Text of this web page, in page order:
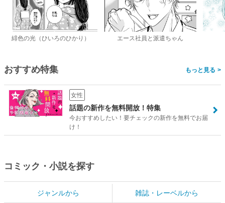
緋色の光（ひいろのひかり） エース社員と派遣ちゃん
おすすめ特集 >
女性
話題の新作を無料開放！特集
今おすすめしたい！要チェックの新作を無料でお届
け！
コミック・小説を探す
ジャンルから 雑誌・レーベルから